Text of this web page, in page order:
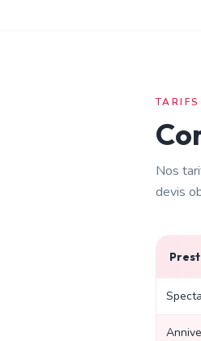
Nos
devis